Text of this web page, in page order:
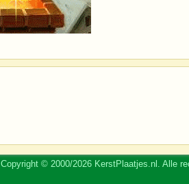
Copyright © 2000/2026 KerstPlaatjes.nl. Alle